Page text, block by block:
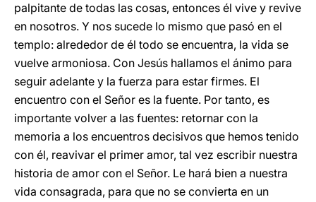
palpitante de todas las cosas, entonces él vive y revive
en nosotros. Y nos sucede lo mismo que pasó en el
templo: alrededor de él todo se encuentra, la vida se
vuelve armoniosa. Con Jesús hallamos el ánimo para
seguir adelante y la fuerza para estar firmes. El
encuentro con el Señor es la fuente. Por tanto, es
importante volver a las fuentes: retornar con la
memoria a los encuentros decisivos que hemos tenido
con él, reavivar el primer amor, tal vez escribir nuestra
historia de amor con el Señor. Le hará bien a nuestra
vida consagrada, para que no se convierta en un